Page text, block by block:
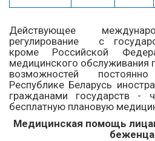
Действующее
регулирование с
кроме Российской
медицинского обслуживания
возможностей
Республике Беларусь
гражданами государств -
бесплатную плановую
Медицинская помощь